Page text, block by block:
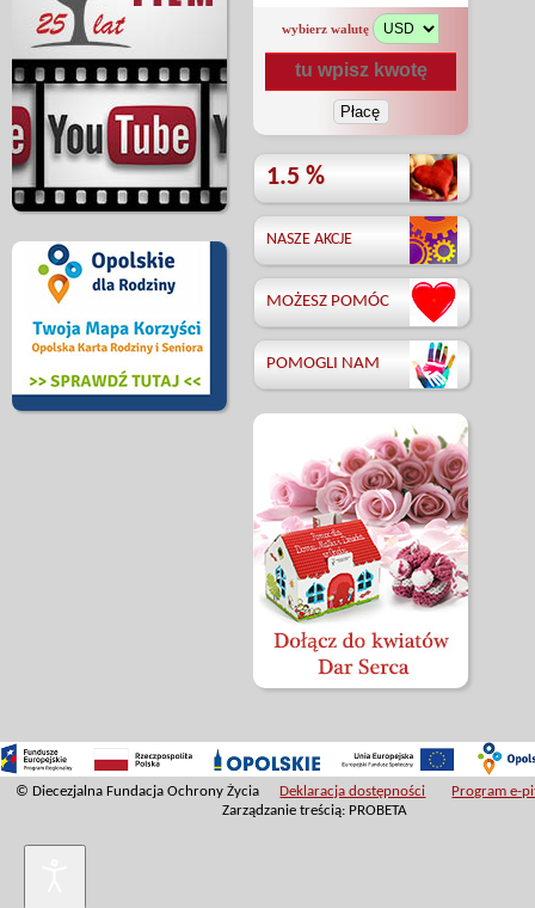
wybierz walutę
1.5 %
NASZE AKCJE
MOŻESZ POMÓC
POMOGLI NAM
© Diecezjalna Fundacja Ochrony Życia Deklaracja dostępności
Program e-
Zarządzanie treścią: PROBETA